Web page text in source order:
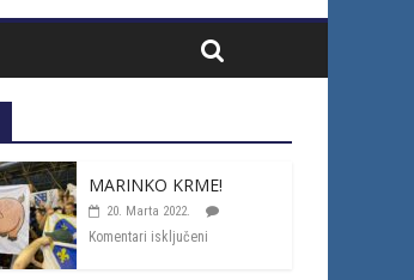
MARINKO KRME!
20. Marta 2022.
Komentari isključeni